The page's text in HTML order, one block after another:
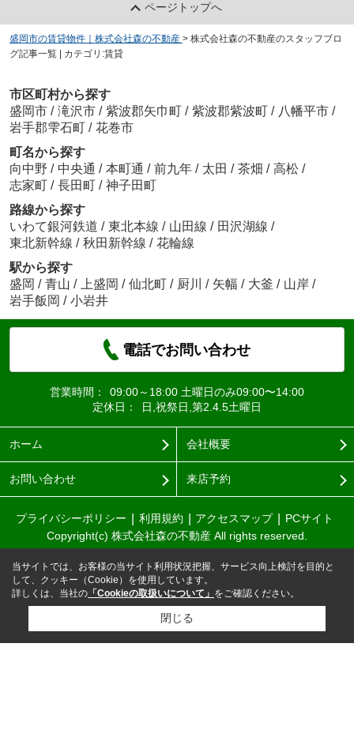
ページトップへ
盛岡市の賃貸物件｜株式会社森の不動産 > 株式会社森の不動産のスタッフブロ
グ記事一覧 | カテゴリ:賃貸
市区町村から探す
盛岡市 / 滝沢市 / 紫波郡矢巾町 / 紫波郡紫波町 / 八幡平市 /
岩手郡雫石町 / 花巻市
町名から探す
向中野 / 中央通 / 本町通 / 前九年 / 太田 / 茶畑 / 高松 /
志家町 / 長田町 / 神子田町
路線から探す
いわて銀河鉄道 / 東北本線 / 山田線 / 田沢湖線 /
東北新幹線 / 秋田新幹線 / 花輪線
駅から探す
盛岡 / 青山 / 上盛岡 / 仙北町 / 厨川 / 矢幅 / 大釜 / 山岸 /
岩手飯岡 / 小岩井
電話でお問い合わせ
営業時間：
09:00～18:00 土曜日のみ09:00〜14:00
定休日：
日,祝祭日,第2.4.5土曜日
ホーム 会社概要
お問い合わせ 来店予約
プライバシーポリシー 利用規約 アクセスマップ
PCサイト
Copyright(c) 株式会社森の不動産 All rights reserved.
当サイトでは、お客様の当サイト利用状況把握、サービス向上検討を目的と
して、クッキー（Cookie）を使用しています。
詳しくは、当社の 「Cookieの取扱いについて」 をご確認ください。
閉じる